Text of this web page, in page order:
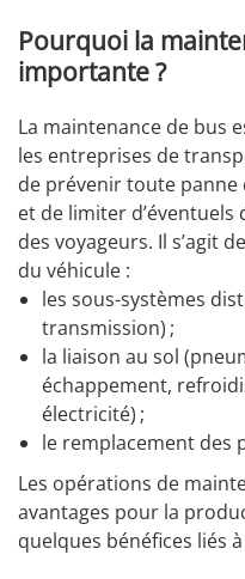
Pourquoi la
importante ?
La maintenance de bus
les entreprises de
de prévenir toute
et de limiter
des voyageurs. Il s’agit
du véhicule :
les sous-systèmes
transmission) ;
la liaison au sol
échappement,
électricité) ;
le remplacement des
Les opérations de
avantages pour la
quelques bénéfices liés